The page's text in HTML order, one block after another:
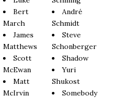
Bert
March
James
Matthews
Scott
McEwan
Matt
McIrvin
André
Schmidt
Steve
Schonberger
Shadow
Yuri
Shukost
Somebody